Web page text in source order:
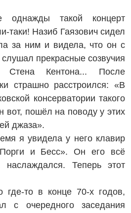
такой концерт
таки! Назиб Гаязович сидел
за ним и видела, что он с
прекрасные созвучия
Стена Кентона... После
страшно расстроился: «В
консерватории такого
вот, пошёл на поводу у этих
джаза».
я увидела у него клавир
и Бесс». Он его всё
наслаждался. Теперь этот
то в конце 70-х годов,
с очередного заседания